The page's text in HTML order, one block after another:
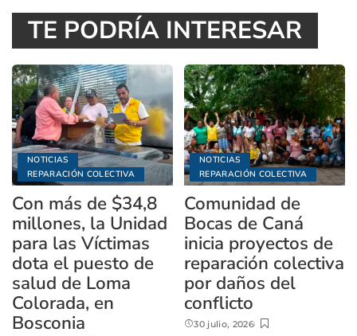
TE PODRÍA INTERESAR
NOTICIAS
REPARACIÓN COLECTIVA
Con más de $34,8
millones, la Unidad
para las Víctimas
dota el puesto de
salud de Loma
Colorada, en
Bosconia
NOTICIAS
REPARACIÓN COLECTIVA
Comunidad de
Bocas de Caná
inicia proyectos de
reparación colectiva
por daños del
conflicto
30 julio, 2026